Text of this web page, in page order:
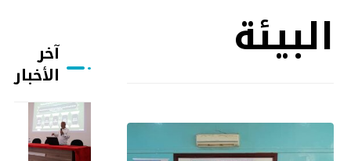
البيئة آخر
الأخبار